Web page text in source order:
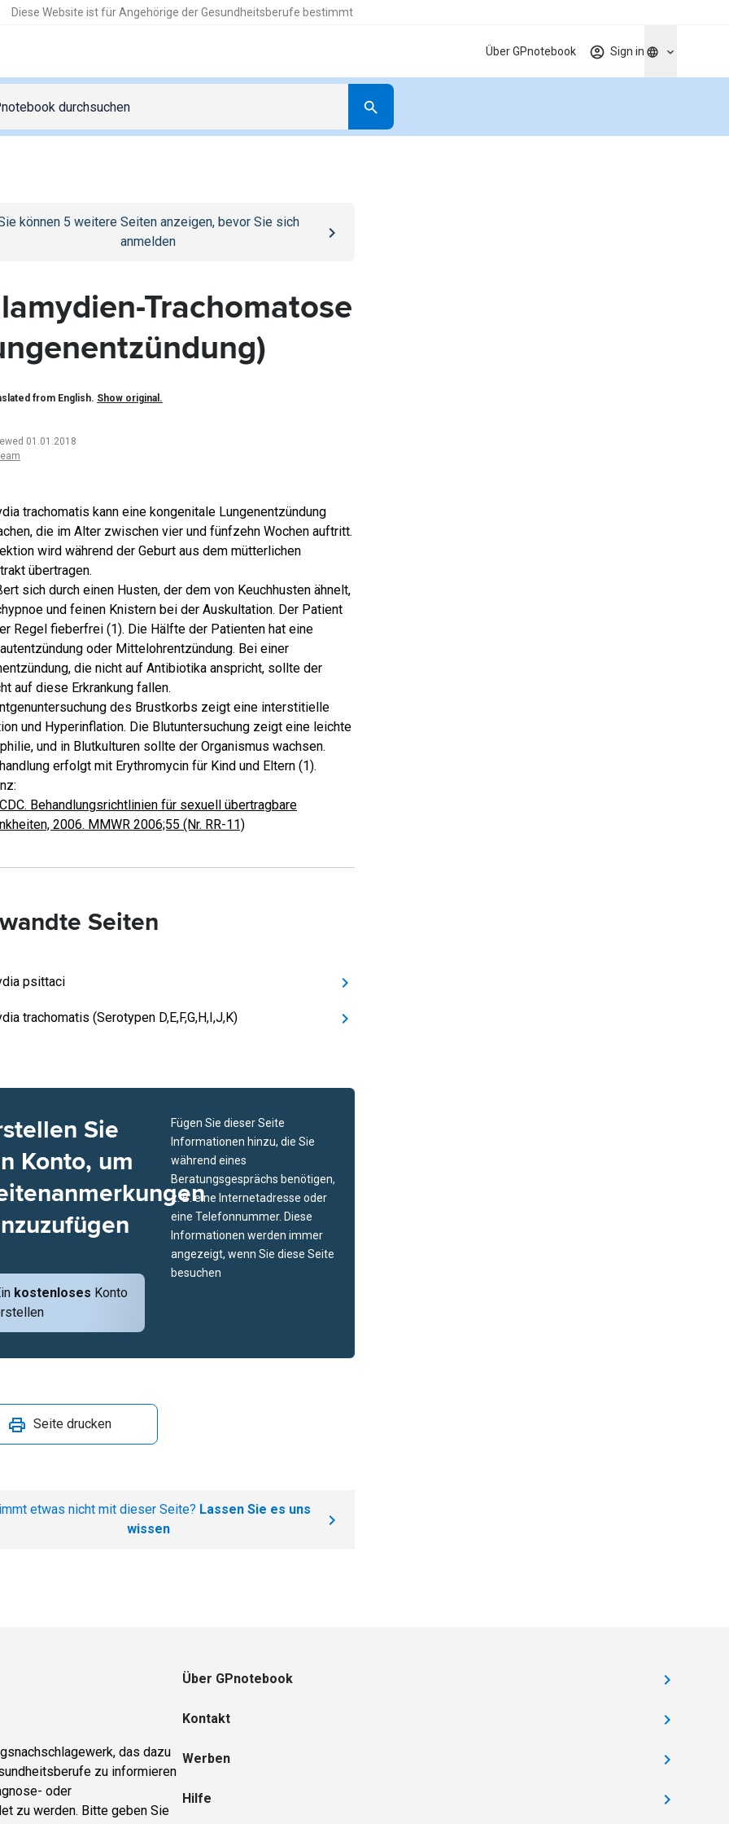
Diese Website ist für Angehörige der Gesundheitsberufe bestimmt
Über GPnotebook Sign in
/anmeldenpage
können 5 weitere Seiten anzeigen, bevor Sie sich
anmelden
Trachomatose
from English. Show original.
01.01.2018
trachomatis kann eine kongenitale Lungenentzündung
die im Alter zwischen vier und fünfzehn Wochen auftritt.
wird während der Geburt aus dem mütterlichen
übertragen.
sich durch einen Husten, der dem von Keuchhusten ähnelt,
und feinen Knistern bei der Auskultation. Der Patient
Regel fieberfrei (1). Die Hälfte der Patienten hat eine
oder Mittelohrentzündung. Bei einer
die nicht auf Antibiotika anspricht, sollte der
auf diese Erkrankung fallen.
des Brustkorbs zeigt eine interstitielle
und Hyperinflation. Die Blutuntersuchung zeigt eine leichte
und in Blutkulturen sollte der Organismus wachsen.
erfolgt mit Erythromycin für Kind und Eltern (1).
CDC. Behandlungsrichtlinien für sexuell übertragbare
2006. MMWR 2006;55 (Nr. RR-11)
Seiten
psittaci
trachomatis (Serotypen D,E,F,G,H,I,J,K)
Sie
Konto, um
kostenloses Konto
Fügen Sie dieser Seite
Informationen hinzu, die Sie
während eines
Beratungsgesprächs benötigen,
z. B. eine Internetadresse oder
eine Telefonnummer. Diese
Informationen werden immer
angezeigt, wenn Sie diese Seite
besuchen
Seite drucken
etwas nicht mit dieser Seite? Lassen Sie es uns
wissen
das dazu
zu informieren
oder
zu werden. Bitte geben Sie
Über GPnotebook
Kontakt
Werben
Hilfe